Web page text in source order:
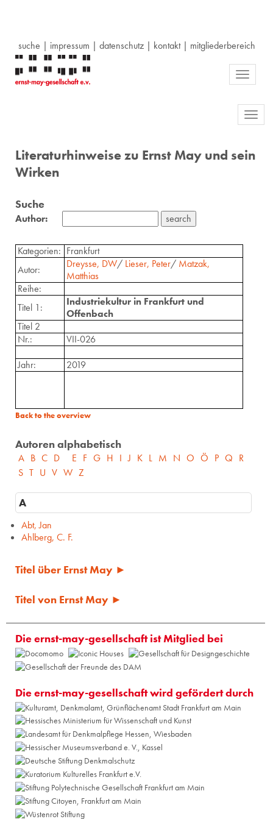
suche | impressum | datenschutz| kontakt| mitgliederbereich
Toggle
Literaturhinweise zu Ernst May und sein
Wirken
Suche
Author:
Kategorien: Frankfurt
Autor:
Dreysse, DW/ Lieser, Peter/ Matzak,
Matthias
Reihe:
Titel 1:
Industriekultur in Frankfurt und
Offenbach
Titel 2
Nr.:
VII-026
Jahr:
2019
Back to the overview
Autoren alphabetisch
A B C D E F G H I J K L M N O Ö P Q R
S T U V W Z
A
Abt, Jan
Ahlberg, C. F.
Titel über Ernst May ►
Titel von Ernst May ►
Die ernst-may-gesellschaft ist Mitglied bei
Die ernst-may-gesellschaft wird gefördert durch